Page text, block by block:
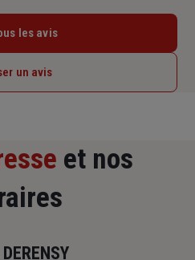
les avis
un avis
et nos